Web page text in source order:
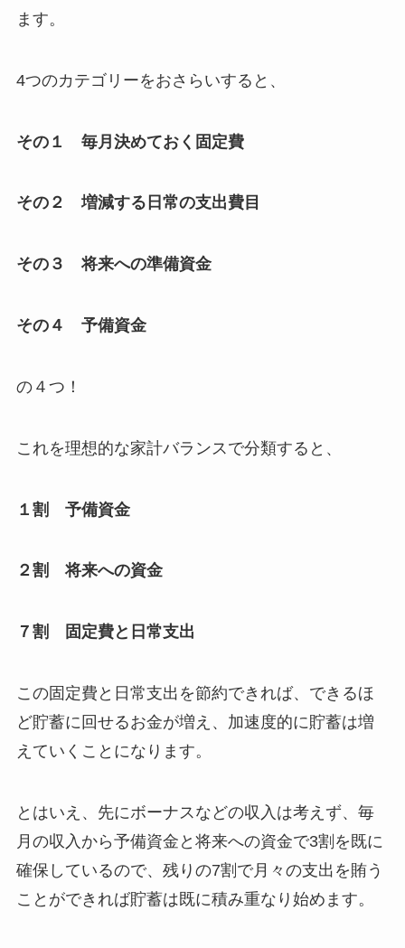
ます。
4つのカテゴリーをおさらいすると、
その１ 毎月決めておく固定費
その２ 増減する日常の支出費目
その３ 将来への準備資金
その４ 予備資金
の４つ！
これを理想的な家計バランスで分類すると、
１割 予備資金
２割 将来への資金
７割 固定費と日常支出
この固定費と日常支出を節約できれば、できるほ
ど貯蓄に回せるお金が増え、加速度的に貯蓄は増
えていくことになります。
とはいえ、先にボーナスなどの収入は考えず、毎
月の収入から予備資金と将来への資金で3割を既に
確保しているので、残りの7割で月々の支出を賄う
ことができれば貯蓄は既に積み重なり始めます。